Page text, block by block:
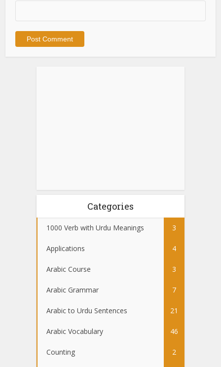
Categories
1000 Verb with Urdu Meanings 3
Applications 4
Arabic Course 3
Arabic Grammar 7
Arabic to Urdu Sentences 21
Arabic Vocabulary 46
Counting 2